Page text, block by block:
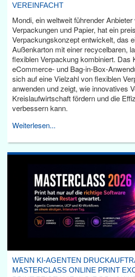
VEREINFACHT
Mondi, ein weltweit führender
Verpackungen und Papier, hat ein
Verpackungskonzept entwickelt, das
Außenkarton mit einer recycelbaren,
flexiblen Verpackung kombiniert. Das
eCommerce- und Bag-in-Box-
sich auf eine Vielzahl von flexiblen
anwenden und zeigt, wie innovatives
Kreislaufwirtschaft fördern und die
verbessern kann.
Weiterlesen...
WENN KI-AGENTEN
MASTERCLASS ONLINE PRINT